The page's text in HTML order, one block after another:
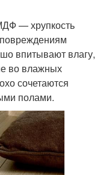
— хрупкость
впитывают влагу,
во влажных
сочетаются
полами.